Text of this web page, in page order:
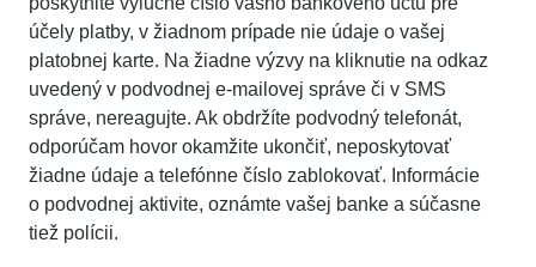
účely platby, v žiadnom prípade nie údaje o vašej
platobnej karte. Na žiadne výzvy na kliknutie na odkaz
uvedený v podvodnej e-mailovej správe či v SMS
správe, nereagujte. Ak obdržíte podvodný telefonát,
odporúčam hovor okamžite ukončiť, neposkytovať
žiadne údaje a telefónne číslo zablokovať. Informácie
o podvodnej aktivite, oznámte vašej banke a súčasne
tiež polícii.